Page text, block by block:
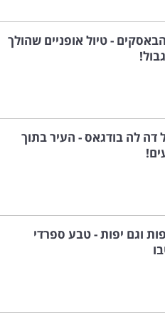
- טיול אופניים שהולך
דה לה בודגאס - העיר בתוך
וגם יפות - טבע ספרדי